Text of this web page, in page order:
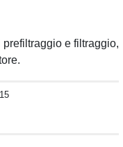
e filtraggio,